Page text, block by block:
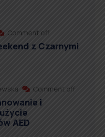
Comment off
z Czarnymi
Comment off
i
AED